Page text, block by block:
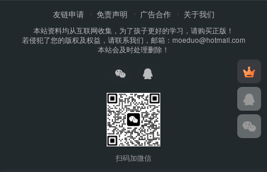
友链申请 免责声明 广告合作 关于我们
本站资料均从互联网收集，为了孩子更好的学习，请购买正版！
若侵犯了您的版权及权益，请联系我们，邮箱：moeduo@hotmail.com
本站会及时处理删除！
扫码加微信